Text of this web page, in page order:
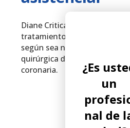
Diane Critical proporciona
tratamientos especializados
según sea necesario, como
quirúrgica de emergencia o
coronaria.
¿Es
un
nal de